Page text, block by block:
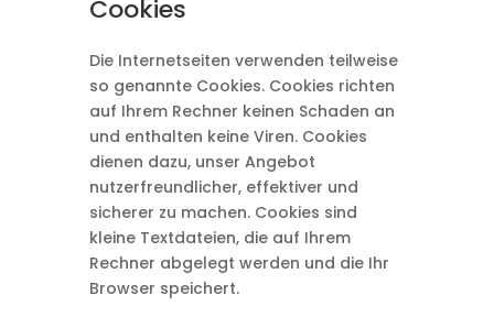
Cookies
Die Internetseiten verwenden teilweise
so genannte Cookies. Cookies richten
auf Ihrem Rechner keinen Schaden an
und enthalten keine Viren. Cookies
dienen dazu, unser Angebot
nutzerfreundlicher, effektiver und
sicherer zu machen. Cookies sind
kleine Textdateien, die auf Ihrem
Rechner abgelegt werden und die Ihr
Browser speichert.